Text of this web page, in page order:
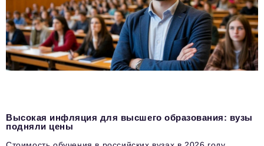
Высокая инфляция для высшего образования: вузы
подняли цены